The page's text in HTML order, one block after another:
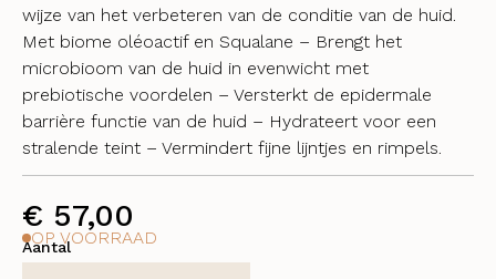
€ 57,00
wijze van het verbeteren van de conditie van de huid.
Met biome oléoactif en Squalane – Brengt het
microbioom van de huid in evenwicht met
prebiotische voordelen – Versterkt de epidermale
barrière functie van de huid – Hydrateert voor een
stralende teint – Vermindert fijne lijntjes en rimpels.
OP VOORRAAD
Aantal